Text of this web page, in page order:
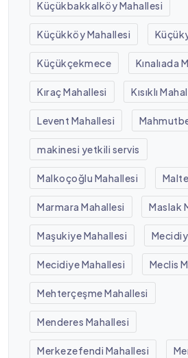
Küçükbakkalköy Mahallesi
Küçükköy Mahallesi
Küçükçekmece Kınalıada
Kıraç Mahallesi Kısıklı
Levent Mahallesi
makinesi yetkili servis
Malkoçoğlu Mahallesi
Marmara Mahallesi Maslak
Maşukiye Mahallesi
Mecidiye Mahallesi Meclis
Mehterçeşme Mahallesi
Menderes Mahallesi
Merkezefendi Mahallesi